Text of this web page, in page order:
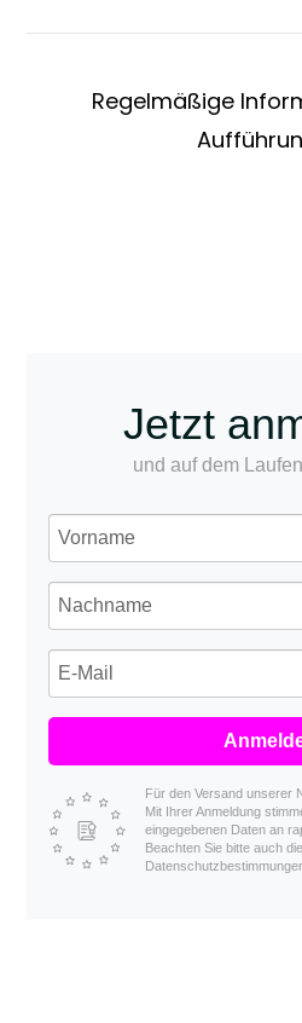
Regelmäßige
Jetzt
und auf dem
Für den Versand unserer
Mit Ihrer Anmeldung
eingegebenen Daten an
Beachten Sie bitte auch